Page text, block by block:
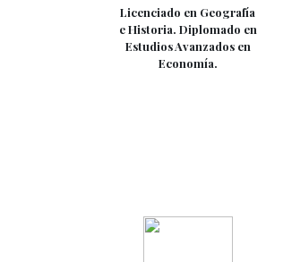
Licenciado en Geografía
e Historia. Diplomado en
Estudios Avanzados en
Economía.